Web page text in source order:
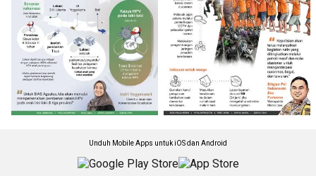
Unduh Mobile Apps untuk iOS dan Android